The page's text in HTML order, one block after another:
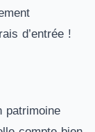
d’entrée !
patrimoine